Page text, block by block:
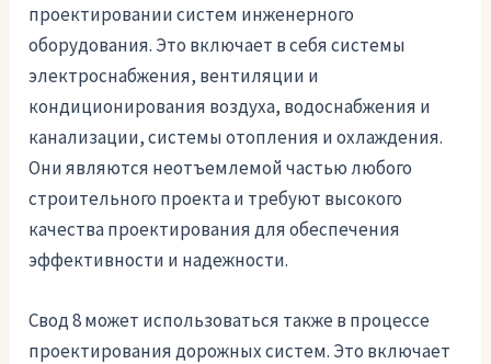
проектировании систем инженерного
оборудования. Это включает в себя системы
электроснабжения, вентиляции и
кондиционирования воздуха, водоснабжения и
канализации, системы отопления и охлаждения.
Они являются неотъемлемой частью любого
строительного проекта и требуют высокого
качества проектирования для обеспечения
эффективности и надежности.
Свод 8 может использоваться также в процессе
проектирования дорожных систем. Это включает